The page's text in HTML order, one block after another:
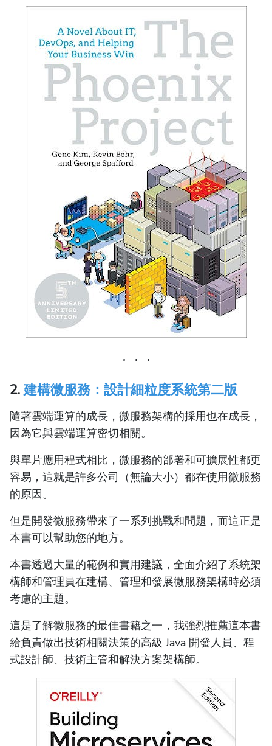
2.建構微服務：設計細粒度系統第二版
隨著雲端運算的成長，微服務架構的採用也在成長，
因為它與雲端運算密切相關。
與單片應用程式相比，微服務的部署和可擴展性都更
容易，這就是許多公司（無論大小）都在使用微服務
的原因。
但是開發微服務帶來了一系列挑戰和問題，而這正是
本書可以幫助您的地方。
本書透過大量的範例和實用建議，全面介紹了系統架
構師和管理員在建構、管理和發展微服務架構時必須
考慮的主題。
這是了解微服務的最佳書籍之一，我強烈推薦這本書
給負責做出技術相關決策的高級 Java 開發人員、程
式設計師、技術主管和解決方案架構師。